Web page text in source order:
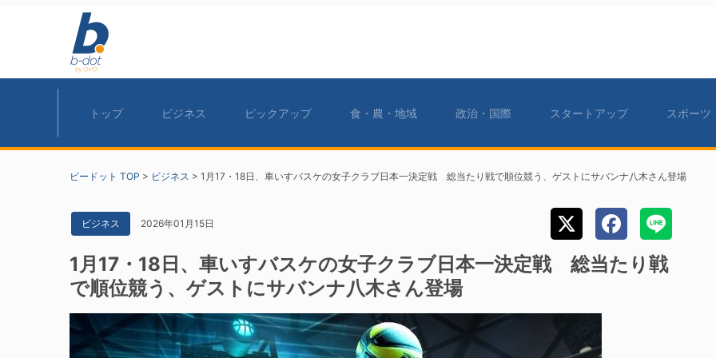
トップ ビジネス ピックアップ 食・農・地域 政治・国際 スタートアップ スポーツ
ビードット TOP > ビジネス > 1月17・18日、車いすバスケの女子クラブ日本一決定戦 総当たり戦で順位競う、ゲストにサバンナ八木さん登場
ビジネス 2026年01月15日
1月17・18日、車いすバスケの女子クラブ日本一決定戦 総当たり戦
で順位競う、ゲストにサバンナ八木さん登場